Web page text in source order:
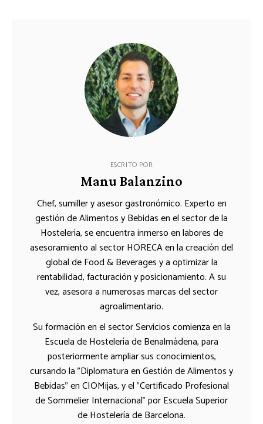
ESCRITO POR
Manu Balanzino
Chef, sumiller y asesor gastronómico. Experto en
gestión de Alimentos y Bebidas en el sector de la
Hostelería, se encuentra inmerso en labores de
asesoramiento al sector HORECA en la creación del
global de Food & Beverages y a optimizar la
rentabilidad, facturación y posicionamiento. A su
vez, asesora a numerosas marcas del sector
agroalimentario.
Su formación en el sector Servicios comienza en la
Escuela de Hostelería de Benalmádena, para
posteriormente ampliar sus conocimientos,
cursando la "Diplomatura en Gestión de Alimentos y
Bebidas" en CIOMijas, y el "Certificado Profesional
de Sommelier Internacional" por Escuela Superior
de Hostelería de Barcelona.